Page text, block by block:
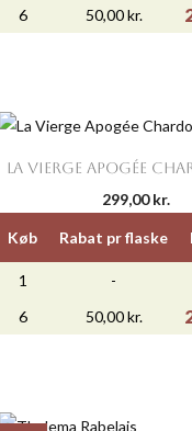
6
50,00 kr.
 Vis her
LA VIERGE APOGÉE
299,00 kr.
Køb Rabat pr flaske
1
-
6
50,00 kr.